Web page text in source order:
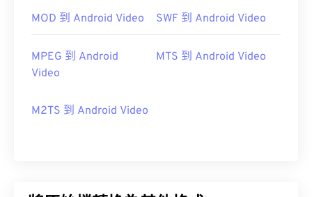
MOD 到 Android Video SWF 到 Android Video
MPEG 到 Android
Video
MTS 到 Android Video
M2TS 到 Android Video